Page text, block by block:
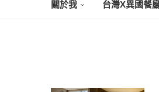
關於我 台灣X異國餐